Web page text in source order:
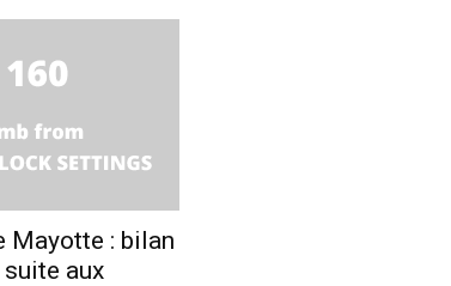
Mayotte : bilan
aux